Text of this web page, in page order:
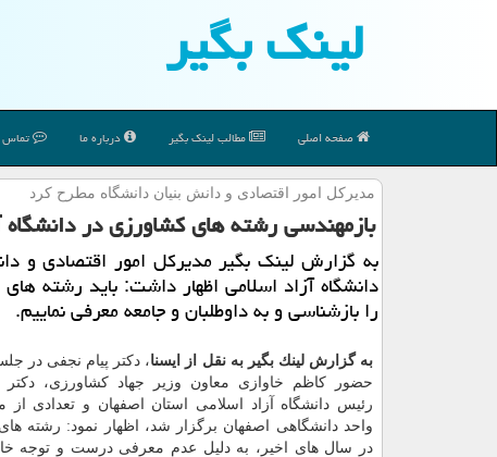
لینك بگیر
صفحه اصلی مطالب لینك بگیر درباره ما تماس
مدیركل امور اقتصادی و دانش بنیان دانشگاه مطرح كرد
بازمهندسی رشته های كشاورزی در دانشگاه
به گزارش لینك بگیر مدیركل امور اقتصادی و
دانشگاه آزاد اسلامی اظهار داشت: باید رشته
را بازشناسی و به داوطلبان و جامعه معرفی نماییم.
به گزارش لینك بگیر به نقل از ایسنا، دكتر پیام نجفی در
حضور كاظم خاوازی معاون وزیر جهاد كشاورزی، دكتر
رئیس دانشگاه آزاد اسلامی استان اصفهان و تعدادی از
واحد دانشگاهی اصفهان برگزار شد، اظهار نمود: رشته
در سال های اخیر، به دلیل عدم معرفی درست و توجه